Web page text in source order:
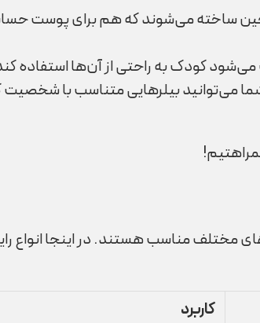
یا جین ساخته می‌شوند که هم برای پوست
کودک به راحتی از آن‌ها استفاده
شما می‌توانید بیلرهایی متناسب با
مختلف مناسب هستند. در اینجا انواع
کاربرد